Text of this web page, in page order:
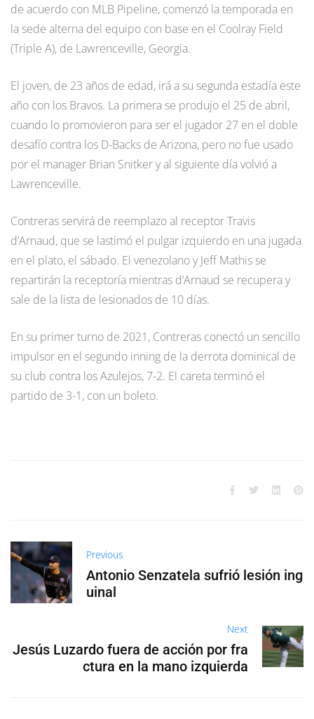
de acuerdo con MLB Pipeline, comenzó la temporada en
la sede alterna del equipo con base en el Coolray Field
(Triple A), de Lawrenceville, Georgia.
El joven, de 23 años de edad, irá a su segunda estadía este
año con los Bravos. La primera se produjo el 25 de abril,
cuando lo promovieron para ser el jugador 27 en el doble
desafío contra los D-Backs de Arizona, pero no fue usado
por el manager Brian Snitker y al siguiente día volvió a
Lawrenceville.
Contreras servirá de reemplazo al receptor Travis
d’Arnaud, que se lastimó el pulgar izquierdo en una jugada
en el plato, el sábado. El venezolano y Jeff Mathis se
repartirán la receptoría mientras d’Arnaud se recupera y
sale de la lista de lesionados de 10 días.
En su primer turno de 2021, Contreras conectó un sencillo
impulsor en el segundo inning de la derrota dominical de
su club contra los Azulejos, 7-2. El careta terminó el
partido de 3-1, con un boleto.
Previous
Antonio Senzatela sufrió lesión ing
uinal
Next
Jesús Luzardo fuera de acción por fra
ctura en la mano izquierda